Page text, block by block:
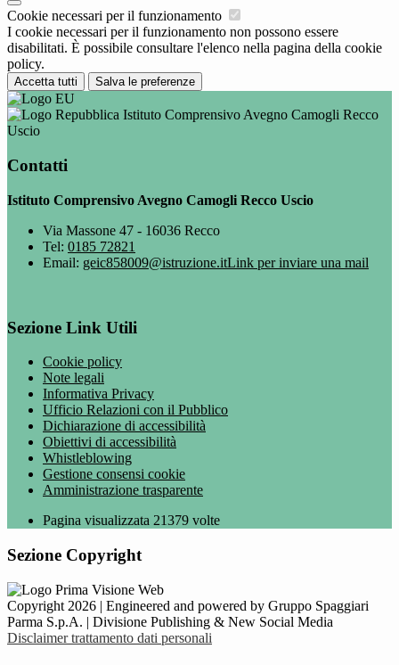
Cookie necessari per il funzionamento
I cookie necessari per il funzionamento non possono essere
disabilitati. È possibile consultare l'elenco nella pagina della cookie
policy.
Accetta tutti Salva le preferenze
Istituto Comprensivo Avegno Camogli Recco
Uscio
Contatti
Istituto Comprensivo Avegno Camogli Recco Uscio
Via Massone 47 - 16036 Recco
Tel: 0185 72821
Email: geic858009@istruzione.itLink per inviare una mail
Sezione Link Utili
Cookie policy
Note legali
Informativa Privacy
Ufficio Relazioni con il Pubblico
Dichiarazione di accessibilità
Obiettivi di accessibilità
Whistleblowing
Gestione consensi cookie
Amministrazione trasparente
Pagina visualizzata 21379 volte
Sezione Copyright
Copyright 2026 | Engineered and powered by Gruppo Spaggiari
Parma S.p.A. | Divisione Publishing & New Social Media
Disclaimer trattamento dati personali